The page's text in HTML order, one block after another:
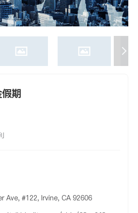
期
Ave, #122, Irvine, CA 92606